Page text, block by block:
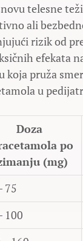
telesne
ali
rizik od
efekata
koja pruža
u
Doza
po
(mg)
75
100